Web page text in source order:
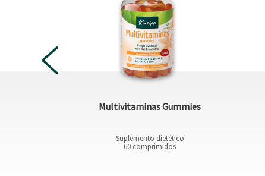
Multivitaminas Gummies
Suplemento dietético
60 comprimidos
PREVIOUS